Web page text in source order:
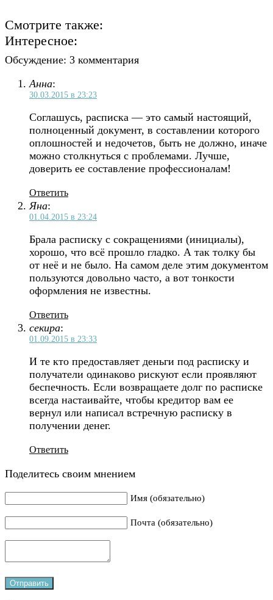
Смотрите также:
Интересное:
Обсуждение: 3 комментария
Анна:
30.03.2015 в 23:23
Соглашусь, расписка — это самый настоящий,
полноценный документ, в составлении которого
оплошностей и недочетов, быть не должно, иначе
можно столкнуться с проблемами. Лучше,
доверить ее составление профессионалам!
Ответить
Яна:
01.04.2015 в 23:24
Брала расписку с сокращениями (инициалы),
хорошо, что всё прошло гладко. А так толку бы
от неё и не было. На самом деле этим документом
пользуются довольно часто, а вот тонкости
оформления не известны.
Ответить
секира:
01.09.2015 в 23:33
И те кто предоставляет деньги под расписку и
получатели одинаково рискуют если проявляют
беспечность. Если возвращаете долг по расписке
всегда настаивайте, чтобы кредитор вам ее
вернул или написал встречную расписку в
получении денег.
Ответить
Поделитесь своим мнением
Имя (обязательно)
Почта (обязательно)